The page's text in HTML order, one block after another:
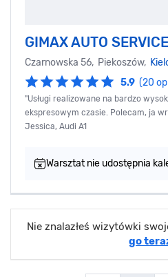
GIMAX AUTO SERVICE
Czarnowska 56, Piekoszów,
5.9 (20
"Usługi realizowane na bardzo
ekspresowym czasie. Polecam, ja
Jessica, Audi A1
Warsztat nie udostępnia
Nie znalazłeś wizytówki
go